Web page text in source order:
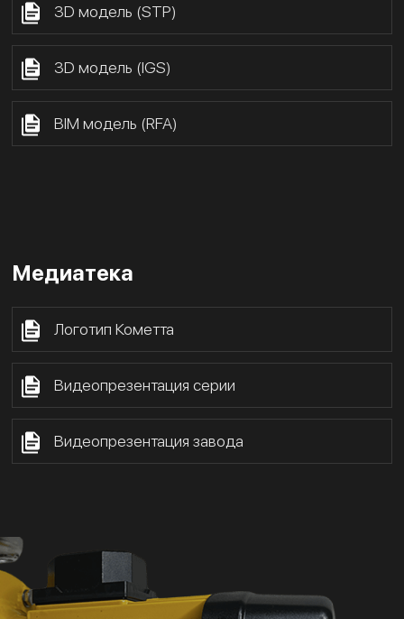
3D модель (STP)
3D модель (IGS)
BIM модель (RFA)
Медиатека
Логотип Кометта
Видеопрезентация серии
Видеопрезентация завода